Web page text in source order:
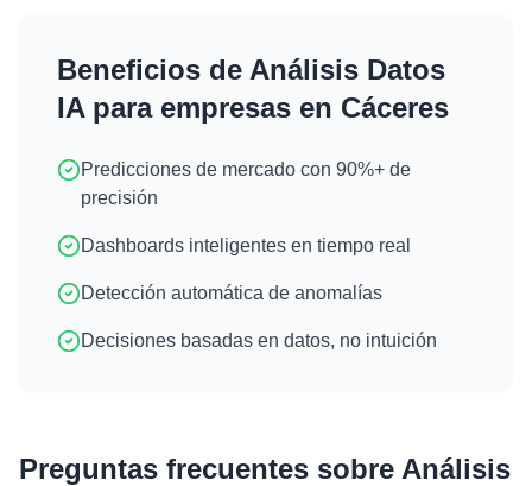
Beneficios de Análisis Datos
IApara empresas en Cáceres
Predicciones de mercado con 90%+ de
precisión
Dashboards inteligentes en tiempo real
Detección automática de anomalías
Decisiones basadas en datos, no intuición
Preguntas frecuentes sobre Análisis